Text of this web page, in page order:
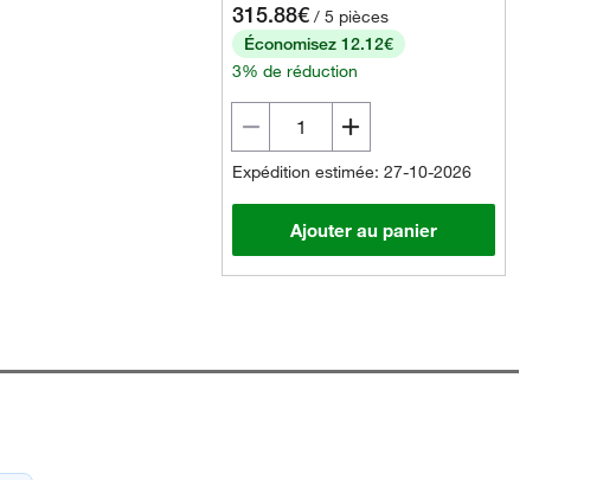
315.88€ / 5 pièces
Économisez 12.12€
3% de réduction
Expédition estimée: 27-10-2026
Ajouter au panier